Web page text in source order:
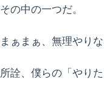
その中の一つだ。
まぁまぁ、無理やり
所詮、僕らの「やり